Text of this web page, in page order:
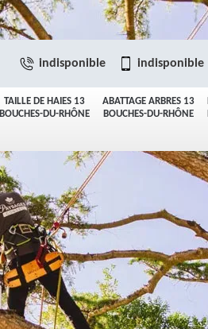
TAILLE DE HAIES 13
BOUCHES-DU-RHÔNE
ABATTAGE ARBRES 13
BOUCHES-DU-RHÔNE
indisponible indisponible